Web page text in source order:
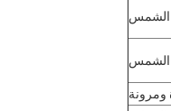
الشمس
الشمس
ومرونة